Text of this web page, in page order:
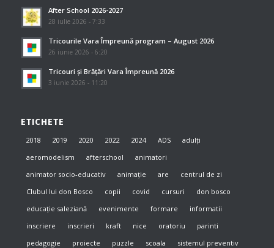
After School 2026-2027
28 iulie 2026 - 7:33
Tricourile Vara Împreună program – August 2026
26 iunie 2026 - 6:20
Tricouri și Brățări Vara Împreună 2026
3 iunie 2026 - 11:20
ETICHETE
2018 2019 2020 2022 2024 ADS
adulți
aeromodelism
afterschool
animatori
animator socio-educativ
animație are
centrul de zi
Clubul lui don Bosco
copii covid cursuri
don bosco
educație saleziană
evenimente formare
informatii
inscriere
inscrieri kraft nice oratoriu
parinti
pedagogie
proiecte puzzle scoala sistemul preventiv